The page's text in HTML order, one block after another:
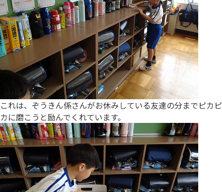
これは、ぞうきん係さんがお休みしている友達の分までピカピ
カに磨こうと励んでくれています。